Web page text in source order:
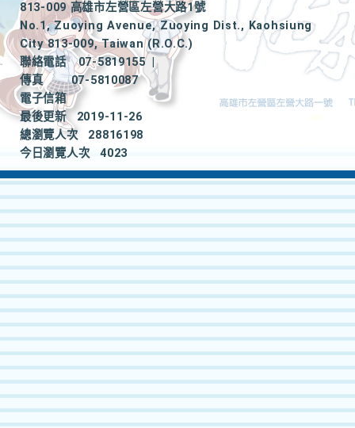
813-009 高雄市左營區左營大路1號
No.1, Zuoying Avenue, Zuoying Dist., Kaohsiung
City 813-009, Taiwan (R.O.C.)
聯絡電話
07-5819155
|
傳真
07-5810087
電子信箱
最後更新
2019-11-26
總瀏覽人次
28816198
今日瀏覽人次
4023